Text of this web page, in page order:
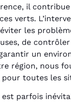
il
verts.
les
de
un
région, nous
toutes les
est parfois